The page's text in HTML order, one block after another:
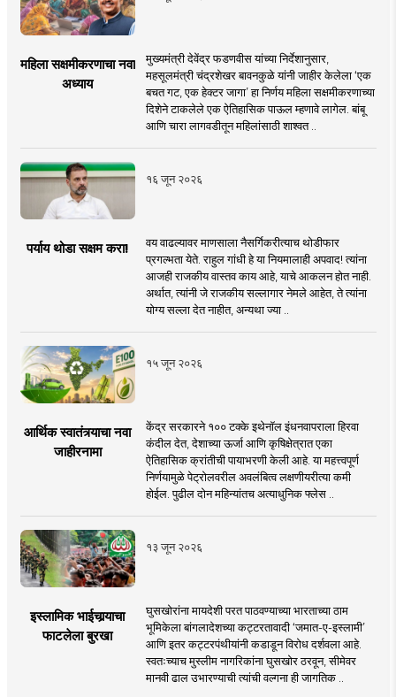
महिला सक्षमीकरणाचा नवा
अध्याय
मुख्यमंत्री देवेंद्र फडणवीस यांच्या निर्देशानुसार,
महसूलमंत्री चंद्रशेखर बावनकुळे यांनी जाहीर केलेला ‘एक
बचत गट, एक हेक्टर जागा’ हा निर्णय महिला सक्षमीकरणाच्या
दिशेने टाकलेले एक ऐतिहासिक पाऊल म्हणावे लागेल. बांबू
आणि चारा लागवडीतून महिलांसाठी शाश्वत ..
१६ जून २०२६
पर्याय थोडा सक्षम करा!
वय वाढल्यावर माणसाला नैसर्गिकरीत्याच थोडीफार
प्रगल्भता येते. राहुल गांधी हे या नियमालाही अपवाद! त्यांना
आजही राजकीय वास्तव काय आहे, याचे आकलन होत नाही.
अर्थात, त्यांनी जे राजकीय सल्लागार नेमले आहेत, ते त्यांना
योग्य सल्ला देत नाहीत, अन्यथा ज्या ..
१५ जून २०२६
आर्थिक स्वातंत्र्याचा नवा
जाहीरनामा
केंद्र सरकारने १०० टक्के इथेनॉल इंधनवापराला हिरवा
कंदील देत, देशाच्या ऊर्जा आणि कृषिक्षेत्रात एका
ऐतिहासिक क्रांतीची पायाभरणी केली आहे. या महत्त्वपूर्ण
निर्णयामुळे पेट्रोलवरील अवलंबित्व लक्षणीयरीत्या कमी
होईल. पुढील दोन महिन्यांतच अत्याधुनिक फ्लेस ..
१३ जून २०२६
इस्लामिक भाईचार्‍याचा
फाटलेला बुरखा
घुसखोरांना मायदेशी परत पाठवण्याच्या भारताच्या ठाम
भूमिकेला बांगलादेशच्या कट्टरतावादी ‘जमात-ए-इस्लामी’
आणि इतर कट्टरपंथीयांनी कडाडून विरोध दर्शवला आहे.
स्वतःच्याच मुस्लीम नागरिकांना घुसखोर ठरवून, सीमेवर
मानवी ढाल उभारण्याची त्यांची वल्गना ही जागतिक ..